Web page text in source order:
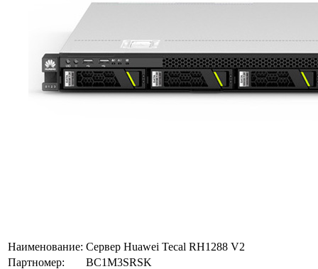
Наименование: Сервер Huawei Tecal RH1288 V2
Партномер:
BC1M3SRSK